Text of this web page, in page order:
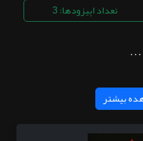
تعداد اپیزودها: 3
. .
بیشتر